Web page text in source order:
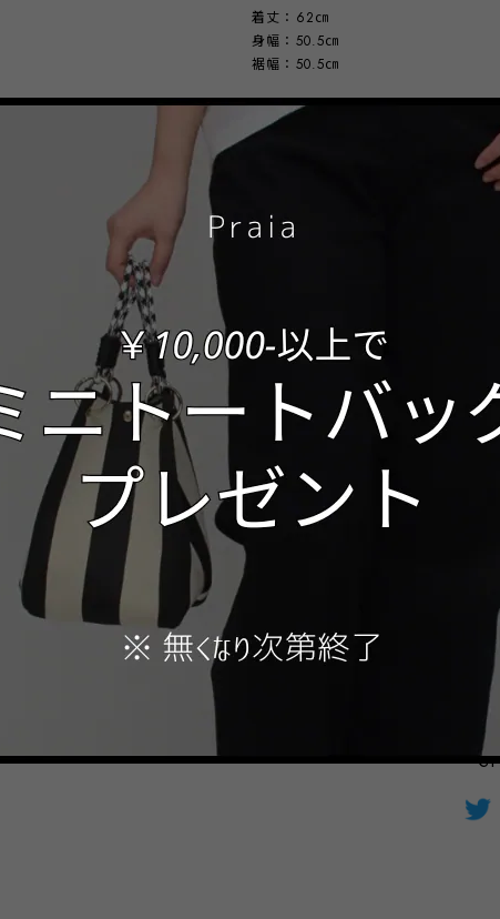
着丈：62㎝
身幅：50.5㎝
裾幅：50.5㎝
※スタッフ採寸の為、若干誤差がある
※平置きにした状態の寸法になります
本体：
チュール：
ナイロン 85%
ポリウレタン 15%
made in korea
数量
日本国内